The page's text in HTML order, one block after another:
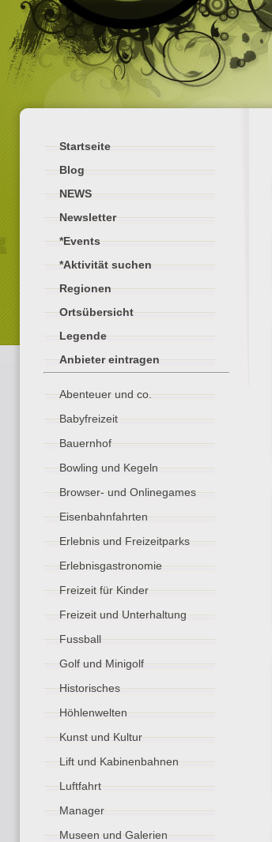
Startseite
Blog
NEWS
Newsletter
*Events
*Aktivität suchen
Regionen
Ortsübersicht
Legende
Anbieter eintragen
Abenteuer und co.
Babyfreizeit
Bauernhof
Bowling und Kegeln
Browser- und Onlinegames
Eisenbahnfahrten
Erlebnis und Freizeitparks
Erlebnisgastronomie
Freizeit für Kinder
Freizeit und Unterhaltung
Fussball
Golf und Minigolf
Historisches
Höhlenwelten
Kunst und Kultur
Lift und Kabinenbahnen
Luftfahrt
Manager
Museen und Galerien